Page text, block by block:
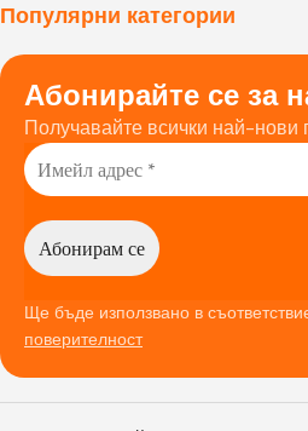
Популярни категории
Абонирайте се за
Получавайте всички най-нови
Ще бъде използвано в
поверителност